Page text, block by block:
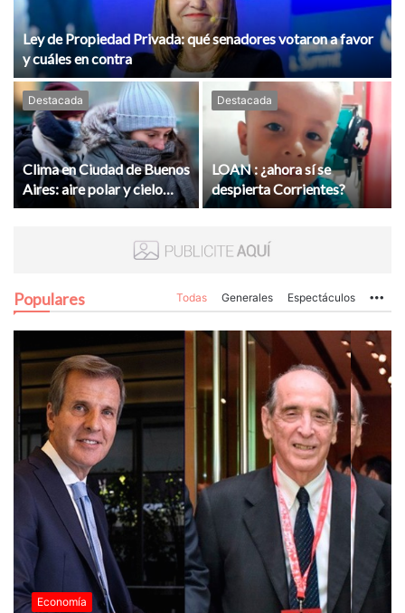
Ley de Propiedad Privada: qué senadores votaron a favor
y cuáles en contra
Destacada
Clima en Ciudad de Buenos
Aires: aire polar y cielo
despejado tras el paso de
Destacada
LOAN : ¿ahora sí se
despierta Corrientes?
Populares Todas Generales Espectáculos
Economía